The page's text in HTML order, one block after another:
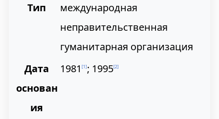
Тип
международная
неправительственная
гуманитарная организация
Дата
основан
ия
1981 [1]; 1995[2]